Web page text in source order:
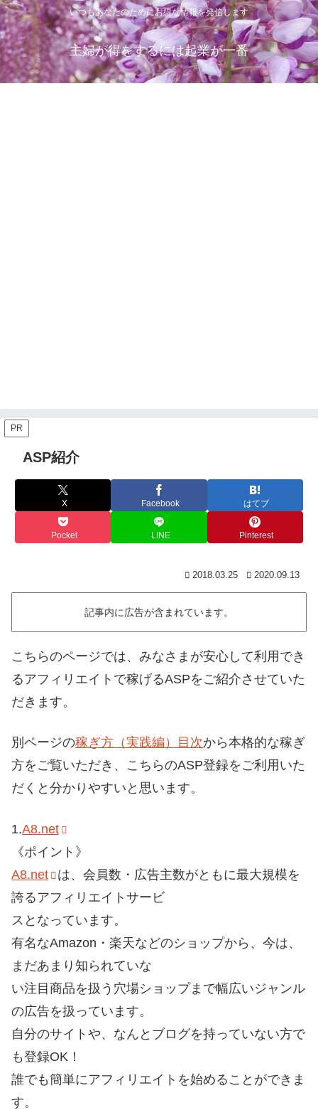
いつもあなたのためにお得な情報を発信します
主婦が得をするには起業が一番
PR
ASP紹介
X Facebook はてブ
Pocket LINE Pinterest
2018.03.25 2020.09.13
記事内に広告が含まれています。
こちらのページでは、みなさまが安心して利用でき
るアフィリエイトで稼げるASPをご紹介させていた
だきます。
別ページの稼ぎ方（実践編）目次から本格的な稼ぎ
方をご覧いただき、こちらのASP登録をご利用いた
だくと分かりやすいと思います。
1.A8.net
《ポイント》
A8.net
は、会員数・広告主数がともに最大規模を
誇るアフィリエイトサービ
スとなっています。
有名なAmazon・楽天などのショップから、今は、
まだあまり知られていな
い注目商品を扱う穴場ショップまで幅広いジャンル
の広告を扱っています。
自分のサイトや、なんとブログを持っていない方で
も登録OK！
誰でも簡単にアフィリエイトを始めることができま
す。